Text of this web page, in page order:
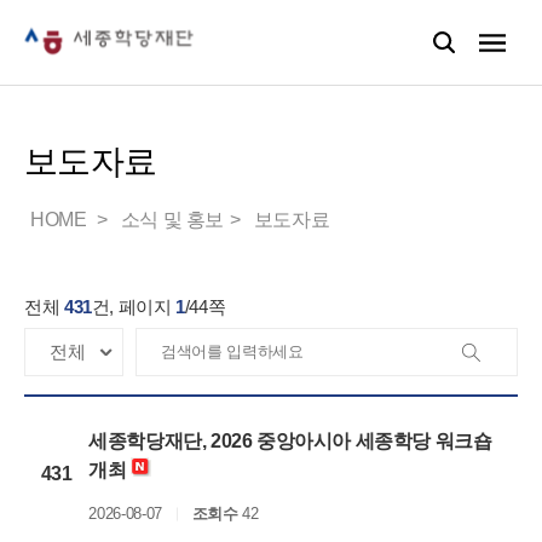
보도자료
HOME 소식 및 홍보 보도자료
전체 431건, 페이지 1/44쪽
431
세종학당재단, 2026 중앙아시아 세종학당 워크숍
개최
2026-08-07 조회수42